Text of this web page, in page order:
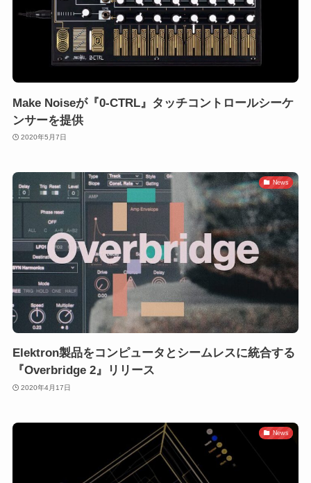
Make Noiseが『0-CTRL』タッチコントロールシーケ
ンサーを提供
2020年5月7日
News
Elektron製品をコンピュータとシームレスに統合する
『Overbridge 2』リリース
2020年4月17日
News